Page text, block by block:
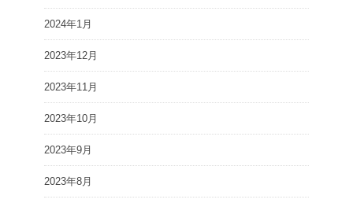
2024年1月
2023年12月
2023年11月
2023年10月
2023年9月
2023年8月